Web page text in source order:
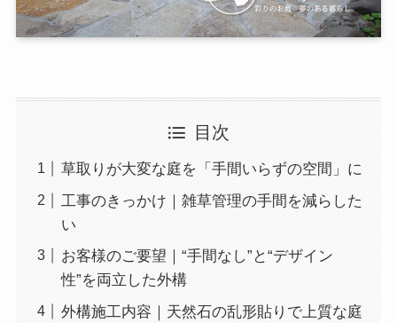
目次
草取りが大変な庭を「手間いらずの空間」に
工事のきっかけ｜雑草管理の手間を減らした
い
お客様のご要望｜“手間なし”と“デザイン
性”を両立した外構
外構施工内容｜天然石の乱形貼りで上質な庭